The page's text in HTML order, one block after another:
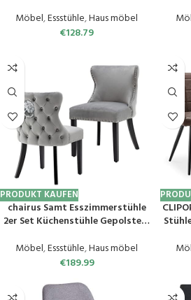
cm
Möbel,Essstühle,Haus möbel
€128.79
PRODUKT KAUFEN
chairus Samt Esszimmerstühle
2er Set Küchenstühle Gepolstert
Polsterstuhl mit Holzbeinen
(Grau-2)
Möbel,Essstühle,Haus möbel
€189.99
für